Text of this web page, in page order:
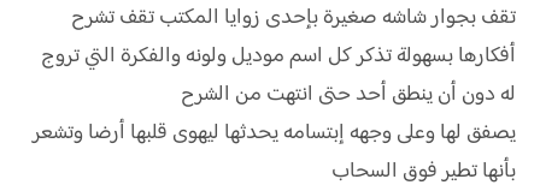
تقف بجوار شاشه صغيرة بإحدى زوايا المكتب تقف تشرح
أفكارها بسهولة تذكر كل اسم موديل ولونه والفكرة التي تروج
له دون أن ينطق أحد حتى انتهت من الشرح
يصفق لها وعلى وجهه إبتسامه يحدثها ليهوى قلبها أرضا وتشعر
بأنها تطير فوق السحاب